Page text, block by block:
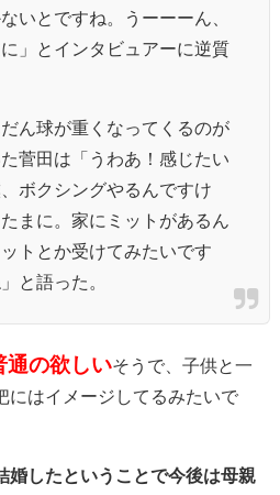
いとですね。うーーーん、
」とインタビュアーに逆質
ん球が重くなってくるのが
菅田は「うわあ！感じたい
ボクシングやるんですけ
まに。家にミットがあるん
トとか受けてみたいです
と語った。
通の欲しいそ うで、子供と一
にはイメージしてるみたいで
婚したということで今後は母親